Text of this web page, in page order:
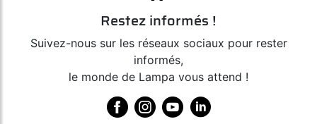
Restez informés !
Suivez-nous sur les réseaux sociaux pour rester
informés,
le monde de Lampa vous attend !